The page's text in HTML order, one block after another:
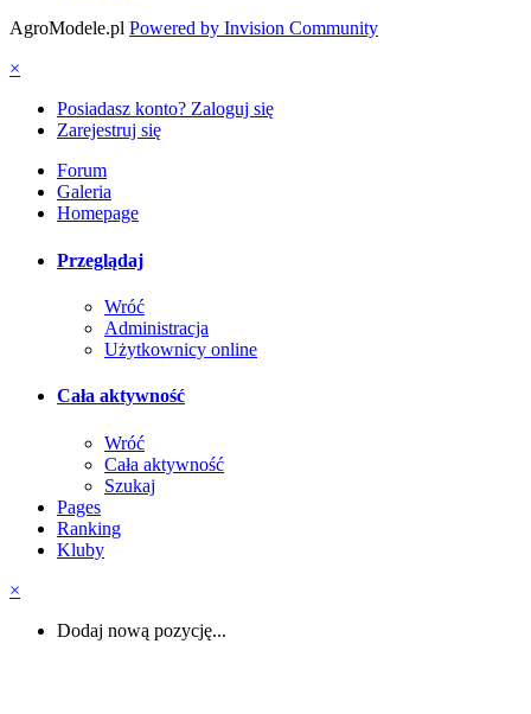
AgroModele.pl Powered by Invision Community
×
Posiadasz konto? Zaloguj się
Zarejestruj się
Forum
Galeria
Homepage
Przeglądaj
Wróć
Administracja
Użytkownicy online
Cała aktywność
Wróć
Cała aktywność
Szukaj
Pages
Ranking
Kluby
×
Dodaj nową pozycję...